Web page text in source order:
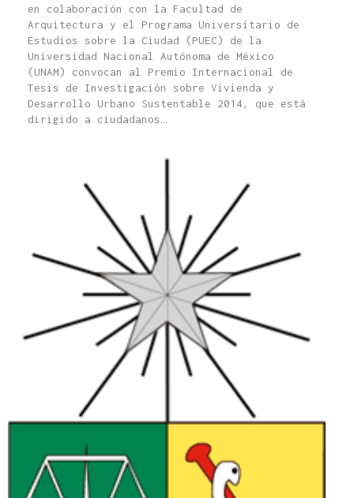
en colaboración con la Facultad de
Arquitectura y el Programa Universitario de
Estudios sobre la Ciudad (PUEC) de la
Universidad Nacional Autónoma de México
(UNAM) convocan al Premio Internacional de
Tesis de Investigación sobre Vivienda y
Desarrollo Urbano Sustentable 2014, que está
dirigido a ciudadanos…